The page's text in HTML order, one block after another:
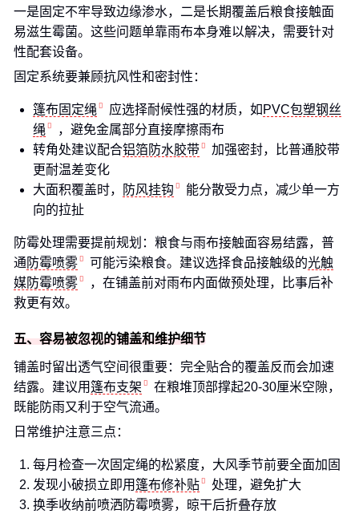
一是固定不牢导致边缘渗水，二是长期覆盖后粮食接触面
易滋生霉菌。这些问题单靠雨布本身难以解决，需要针对
性配套设备。
固定系统要兼顾抗风性和密封性：
篷布固定绳 应选择耐候性强的材质，如 PVC包塑钢丝
绳
，避免金属部分直接摩擦雨布
转角处建议配合铝箔防水胶带
加强密封，比普通胶带
更耐温差变化
大面积覆盖时，
防风挂钩
能分散受力点，减少单一方
向的拉扯
防霉处理需要提前规划：粮食与雨布接触面容易结露，普
通 防霉喷雾 可能污染粮食。建议选择食品接触级的光触
媒防霉喷雾
，在铺盖前对雨布内面做预处理，比事后补
救更有效。
五、容易被忽视的铺盖和维护细节
铺盖时留出透气空间很重要：完全贴合的覆盖反而会加速
结露。建议用篷布支架
在粮堆顶部撑起20-30厘米空隙，
既能防雨又利于空气流通。
日常维护注意三点：
每月检查一次固定绳的松紧度，大风季节前要全面加固
发现小破损立即用篷布修补贴
处理，避免扩大
换季收纳前喷洒防霉喷雾，晾干后折叠存放